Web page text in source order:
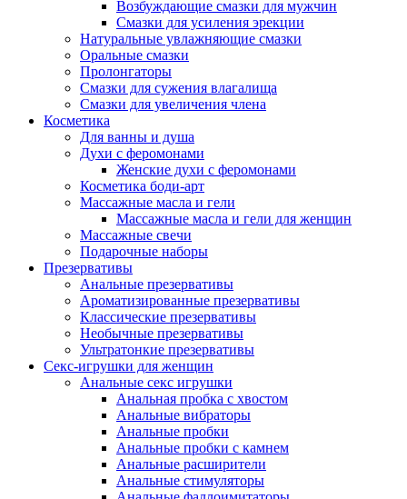
Возбуждающие смазки для мужчин
Смазки для усиления эрекции
Натуральные увлажняющие смазки
Оральные смазки
Пролонгаторы
Смазки для сужения влагалища
Смазки для увеличения члена
Косметика
Для ванны и душа
Духи с феромонами
Женские духи с феромонами
Косметика боди-арт
Массажные масла и гели
Массажные масла и гели для женщин
Массажные свечи
Подарочные наборы
Презервативы
Анальные презервативы
Ароматизированные презервативы
Классические презервативы
Необычные презервативы
Ультратонкие презервативы
Секс-игрушки для женщин
Анальные секс игрушки
Анальная пробка с хвостом
Анальные вибраторы
Анальные пробки
Анальные пробки с камнем
Анальные расширители
Анальные стимуляторы